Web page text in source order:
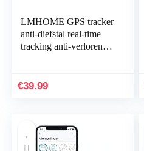
LMHOME GPS tracker
anti-diefstal real-time
tracking anti-verloren
kinderen…
€39.99